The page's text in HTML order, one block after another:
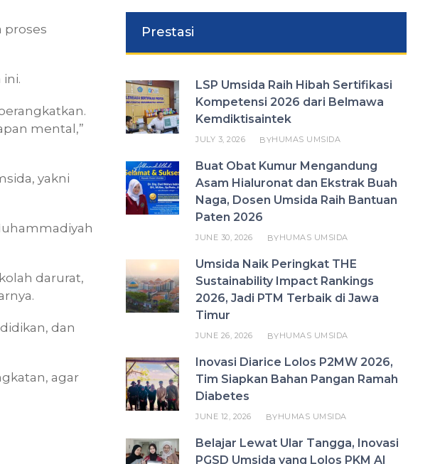
proses
mental,”
yakni
darurat,
dan
agar
Prestasi
LSP Umsida Raih Hibah Sertifikasi
Kompetensi 2026 dari Belmawa
Kemdiktisaintek
JULY 3, 2026 BYHUMAS UMSIDA
Buat Obat Kumur Mengandung
Asam Hialuronat dan Ekstrak Buah
Naga, Dosen Umsida Raih Bantuan
Paten 2026
JUNE 30, 2026 BYHUMAS UMSIDA
Umsida Naik Peringkat THE
Sustainability Impact Rankings
2026, Jadi PTM Terbaik di Jawa
Timur
JUNE 26, 2026 BYHUMAS UMSIDA
Inovasi Diarice Lolos P2MW 2026,
Tim Siapkan Bahan Pangan Ramah
Diabetes
JUNE 12, 2026 BYHUMAS UMSIDA
Belajar Lewat Ular Tangga, Inovasi
PGSD Umsida yang Lolos PKM AI